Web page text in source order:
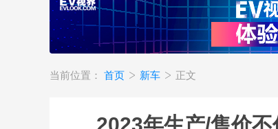
当前位置： 首页 新车 正文